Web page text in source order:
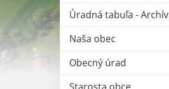
Úradná tabuľa - Archív
Naša obec
Obecný úrad